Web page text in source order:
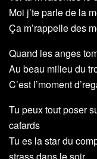
Moi j’te parle de la
Ça m’rappelle des
Quand les anges
Au beau milieu du
C’est l’moment
Tu peux tout poser
cafards
Tu es la star du